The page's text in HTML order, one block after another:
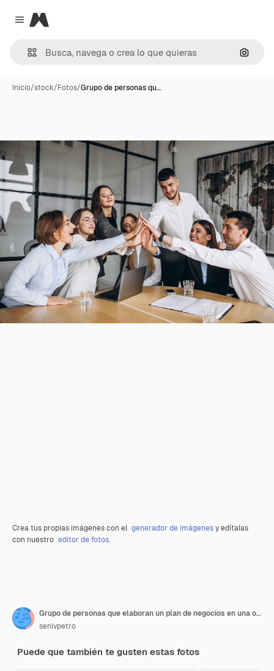
Close menu
Magnific
Inicio/stock/Fotos/Grupo de personas qu…
Crea tus propias imágenes con el generador de imágenesy edítalas
con nuestro editor de fotos.
Grupo de personas que elaboran un plan de negocios en una oficina
senivpetro
Puede que también te gusten estas fotos